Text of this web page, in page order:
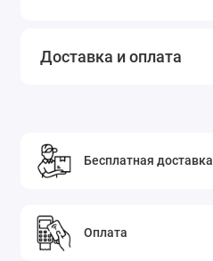
Доставка и оплата
Бесплатная доставка
Оплата